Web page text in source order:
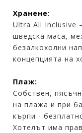
Хранене:
Ultra All Inclusive
шведска маса,
безалкохолни
концепцията на
Плаж:
Собствен,
на плажа и при
кърпи -
Хотелът има